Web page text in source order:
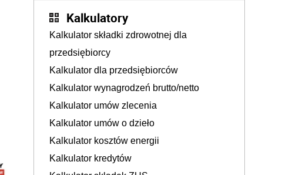
Kalkulatory
Kalkulator składki zdrowotnej dla
przedsiębiorcy
Kalkulator dla przedsiębiorców
Kalkulator wynagrodzeń brutto/netto
Kalkulator umów zlecenia
Kalkulator umów o dzieło
Kalkulator kosztów energii
Kalkulator kredytów